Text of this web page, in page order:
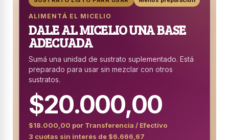
ALIMENTÁ EL MICELIO
DALE AL MICELIO UNA BASE
ADECUADA
Sumá una unidad de sustrato suplementado. Está
preparado para usar sin mezclar con otros
sustratos.
$20.000,00
$18.000,00 por Transferencia / Efectivo
3 cuotas sin interés de $6.666,67